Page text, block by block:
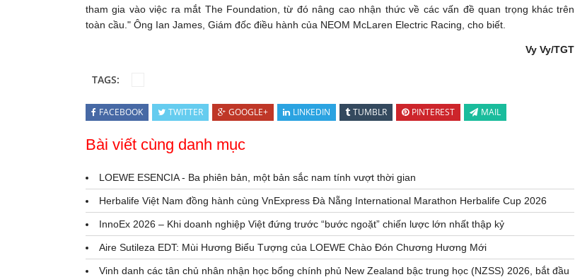
tham gia vào việc ra mắt The Foundation, từ đó nâng cao nhận thức về các vấn đề quan trọng khác trên
toàn cầu." Ông Ian James, Giám đốc điều hành của NEOM McLaren Electric Racing, cho biết.
Vy Vy/TGT
TAGS:
FACEBOOK TWITTER GOOGLE+ LINKEDIN TUMBLR PINTEREST MAIL
Bài viết cùng danh mục
LOEWE ESENCIA - Ba phiên bản, một bản sắc nam tính vượt thời gian
Herbalife Việt Nam đồng hành cùng VnExpress Đà Nẵng International Marathon Herbalife Cup 2026
InnoEx 2026 – Khi doanh nghiệp Việt đứng trước “bước ngoặt” chiến lược lớn nhất thập kỷ
Aire Sutileza EDT: Mùi Hương Biểu Tượng của LOEWE Chào Đón Chương Hương Mới
Vinh danh các tân chủ nhân nhận học bổng chính phủ New Zealand bậc trung học (NZSS) 2026, bắt đầu